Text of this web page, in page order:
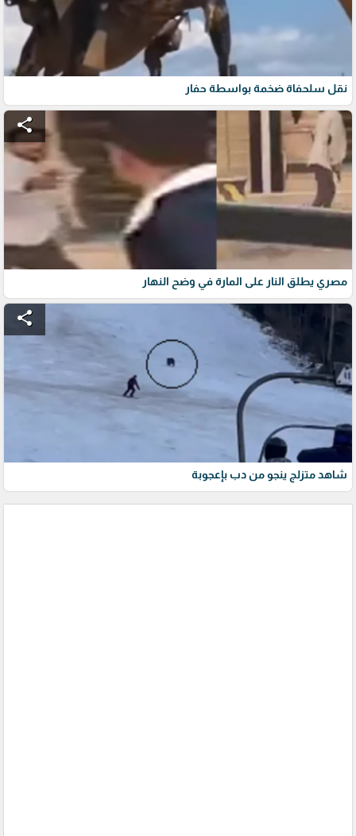
نقل سلحفاة ضخمة بواسطة حفار
share
مصري يطلق النار على المارة في وضح النهار
share
شاهد متزلج ينجو من دب بإعجوبة